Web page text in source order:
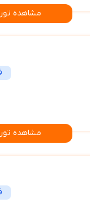
مشاهده تور
مشاهده تور